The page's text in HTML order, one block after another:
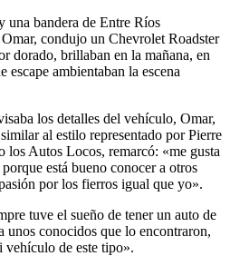
una bandera de Entre Ríos
condujo un Chevrolet Roadster
dorado, brillaban en la mañana, en
escape ambientaban la escena
los detalles del vehículo, Omar,
al estilo representado por Pierre
Autos Locos, remarcó: «me gusta
está bueno conocer a otros
por los fierros igual que yo».
tuve el sueño de tener un auto de
unos conocidos que lo encontraron,
de este tipo».